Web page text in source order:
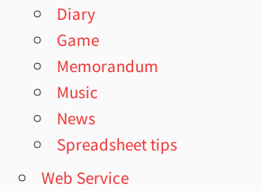
Diary
Game
Memorandum
Music
News
Spreadsheet tips
Web Service